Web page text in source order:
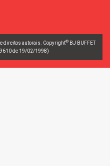
direitos autorais. Copyright© BJ BUFFET
de 19/02/1998)